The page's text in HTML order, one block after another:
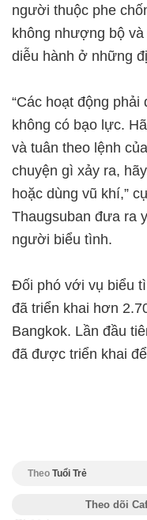
người thuộc phe
không nhượng bộ
diễu hành ở những
“Các hoạt động
không có bạo lực.
và tuân theo lệnh
chuyện gì xảy ra,
hoặc dùng vũ khí,”
Thaugsuban đưa ra
người biểu tình.
Đối phó với vụ biểu
đã triển khai hơn
Bangkok. Lần đầu
đã được triển khai
Theo Tuổi Trẻ
Theo dõi